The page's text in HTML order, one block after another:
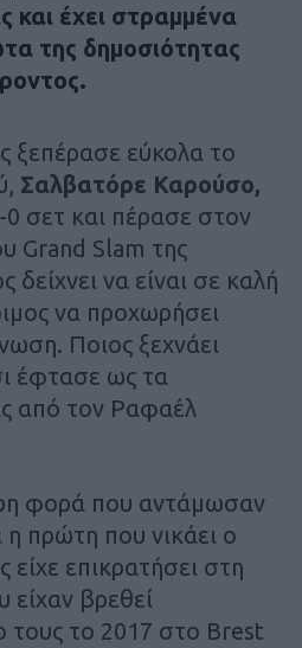
και έχει στραμμένα
της δημοσιότητας
ξεπέρασε εύκολα το
Σαλβατόρε Καρούσο,
σετ και πέρασε στον
Grand Slam της
δείχνει να είναι σε καλή
να προχωρήσει
Ποιος ξεχνάει
έφτασε ως τα
από τον Ραφαέλ
φορά που αντάμωσαν
η πρώτη που νικάει ο
είχε επικρατήσει στη
βρεθεί
τους το 2017 στο Brest